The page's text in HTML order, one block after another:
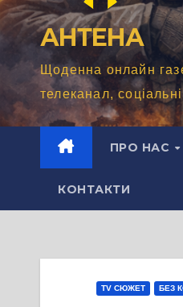
АНТЕНА
Щоденна онлайн
телеканал,
ПРО НАС
КОНТАКТИ
TV СЮЖЕТ БЕЗ